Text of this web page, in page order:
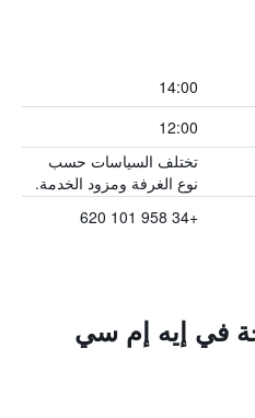
14:00
12:00
تختلف السياسات حسب
نوع الغرفة ومزود الخدمة.
+34 958 101 620
في إيه إم سي